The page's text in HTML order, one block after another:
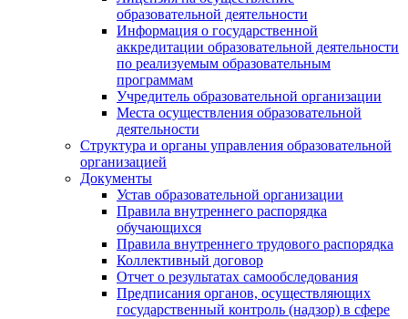
образовательной деятельности
Информация о государственной
аккредитации образовательной деятельности
по реализуемым образовательным
программам
Учредитель образовательной организации
Места осуществления образовательной
деятельности
Структура и органы управления образовательной
организацией
Документы
Устав образовательной организации
Правила внутреннего распорядка
обучающихся
Правила внутреннего трудового распорядка
Коллективный договор
Отчет о результатах самообследования
Предписания органов, осуществляющих
государственный контроль (надзор) в сфере